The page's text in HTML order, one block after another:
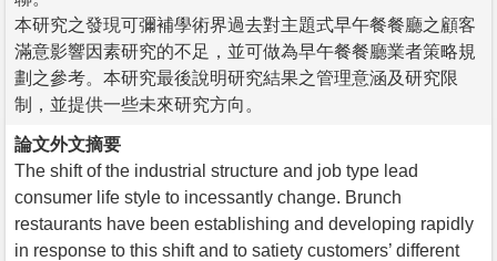
本研究之發現可彌補學術界過去對主題式早午餐餐廳之顧客
滿意影響因素研究的不足，並可做為早午餐餐廳業者策略規
劃之參考。本研究最後說明研究結果之管理意涵及研究限
制，並提供一些未來研究方向。
論文外文摘要
The shift of the industrial structure and job type lead
consumer life style to incessantly change. Brunch
restaurants have been establishing and developing rapidly
in response to this shift and to satiety customers’ different